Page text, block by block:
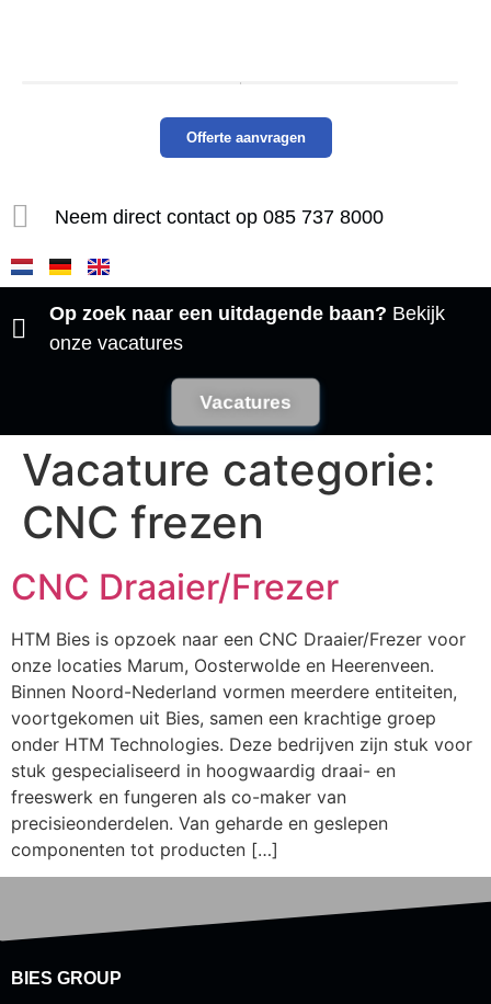
Offerte aanvragen
Neem direct contact op 085 737 8000​
Op zoek naar een uitdagende baan? Bekijk
onze vacatures
Vacatures
Vacature categorie:
CNC frezen
CNC Draaier/Frezer
HTM Bies is opzoek naar een CNC Draaier/Frezer voor
onze locaties Marum, Oosterwolde en Heerenveen.
Binnen Noord-Nederland vormen meerdere entiteiten,
voortgekomen uit Bies, samen een krachtige groep
onder HTM Technologies. Deze bedrijven zijn stuk voor
stuk gespecialiseerd in hoogwaardig draai- en
freeswerk en fungeren als co-maker van
precisieonderdelen. Van geharde en geslepen
componenten tot producten […]
BIES GROUP